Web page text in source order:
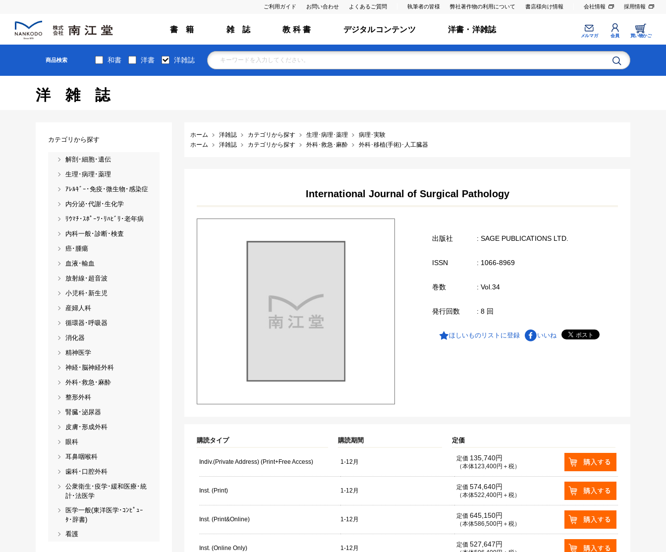
ご利用ガイド お問い合わせ よくあるご質問 執筆者の皆様 弊社著作物の利用について 書店様向け情報 会社情報 採用情報
書 籍 雑 誌 教 科 書 デジタルコンテンツ 洋書・洋雑誌
メルマガ 会員 買い物かご
商品検索 和書 洋書 洋雑誌
洋雑誌
ホーム 洋雑誌 カテゴリから探す 生理･病理･薬理
病理･実験
ホーム
洋雑誌 カテゴリから探す 外科･救急･麻酔 外科･移植(手術)･人工臓器
International Journal of Surgical Pathology
出版社 : SAGE PUBLICATIONS LTD.
ISSN : 1066-8969
巻数 : Vol.34
発行回数 : 8 回
ほしいものリストに登録 いいね
購読タイプ 購読期間 定価
Indiv.(Private Address) (Print+Free Access) 1-12月 定価 135,740円
（本体123,400円＋税）
Inst. (Print) 1-12月 定価 574,640円
（本体522,400円＋税）
Inst. (Print&Online) 1-12月 定価 645,150円
（本体586,500円＋税）
Inst. (Online Only) 1-12月 定価 527,647円
カテゴリから探す
解剖･細胞･遺伝
生理･病理･薬理
ｱﾚﾙｷﾞｰ･免疫･微生物･感染症
内分泌･代謝･生化学
ﾘｳﾏﾁ･ｽﾎﾟｰﾂ･ﾘﾊﾋﾞﾘ･老年病
内科一般･診断･検査
癌･腫瘍
血液･輸血
放射線･超音波
小児科･新生児
産婦人科
循環器･呼吸器
消化器
精神医学
神経･脳神経外科
外科･救急･麻酔
整形外科
腎臓･泌尿器
皮膚･形成外科
眼科
耳鼻咽喉科
歯科･口腔外科
公衆衛生･疫学･緩和医療･統
計･法医学
医学一般(東洋医学･ｺﾝﾋﾟｭｰ
ﾀ･辞書)
看護